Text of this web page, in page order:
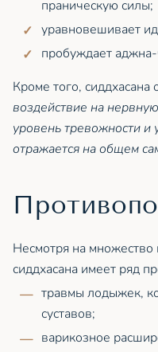
праническую силы;
уравновешивает
пробуждает аджна-
Кроме того, сиддхасана
воздействие на
уровень тревожности и
отражается на общем
Несмотря на
сиддхасана имеет ряд
травмы лодыжек,
суставов;
варикозное